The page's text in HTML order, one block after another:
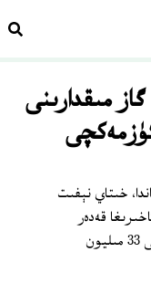
مىقدارىنى
خىتاي نېفىت
قەدەر
كۈندىلىك تەبىئىي گاز ئىشلەپچىقىرىش مىقدارىنى 33 مىليون